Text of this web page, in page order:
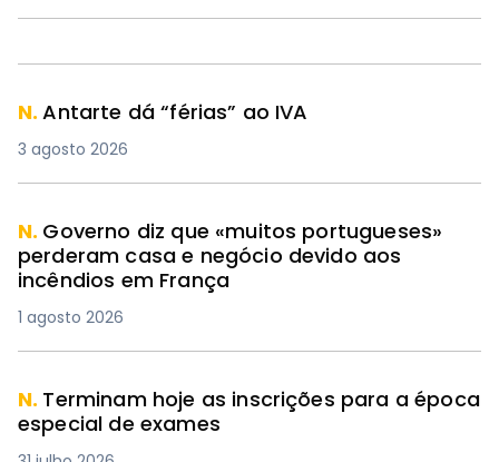
N.Antarte dá “férias” ao IVA
3 agosto 2026
N. Governo diz que «muitos portugueses»
perderam casa e negócio devido aos
incêndios em França
1 agosto 2026
N. Terminam hoje as inscrições para a época
especial de exames